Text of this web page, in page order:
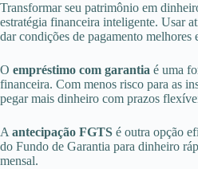
Transformar seu patrimônio em
estratégia financeira inteligente. Usar
dar condições de pagamento melhores
O empréstimo com garantia é uma
financeira. Com menos risco para as
pegar mais dinheiro com prazos
A antecipação FGTS é outra opção
do Fundo de Garantia para dinheiro
mensal.